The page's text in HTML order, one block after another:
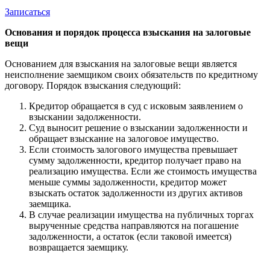
Записаться
Основания и порядок процесса взыскания на залоговые
вещи
Основанием для взыскания на залоговые вещи является
неисполнение заемщиком своих обязательств по кредитному
договору. Порядок взыскания следующий:
Кредитор обращается в суд с исковым заявлением о
взыскании задолженности.
Суд выносит решение о взыскании задолженности и
обращает взыскание на залоговое имущество.
Если стоимость залогового имущества превышает
сумму задолженности, кредитор получает право на
реализацию имущества. Если же стоимость имущества
меньше суммы задолженности, кредитор может
взыскать остаток задолженности из других активов
заемщика.
В случае реализации имущества на публичных торгах
вырученные средства направляются на погашение
задолженности, а остаток (если таковой имеется)
возвращается заемщику.